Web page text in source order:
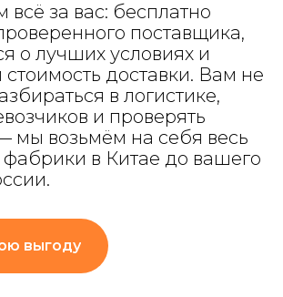
за вас: бесплатно
поставщика,
о лучших условиях и
стоимость доставки. Вам не
в логистике,
и проверять
мы возьмём на себя весь
фабрики в Китае до вашего
выгоду